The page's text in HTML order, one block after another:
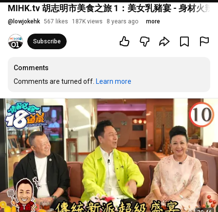
MIHK.tv 胡志明市美食之旅 1：美女乳豬宴 - 身材火
@ lowjokehk 567 likes 187K views 8 years ago more
Subscribe
Comments
Comments are turned off. Learn more